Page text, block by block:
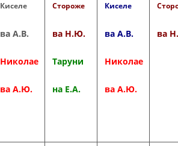
Киселе
ва А.В.
Николае
ва А.Ю.
Стороже
ва Н.Ю.
Таруни
на Е.А.
Киселе
ва А.В.
Николае
ва А.Ю.
ва